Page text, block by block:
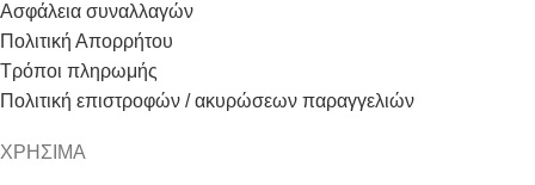
Ασφάλεια συναλλαγών
Πολιτική Απορρήτου
Τρόποι πληρωμής
Πολιτική επιστροφών / ακυρώσεων παραγγελιών
ΧΡΗΣΙΜΑ